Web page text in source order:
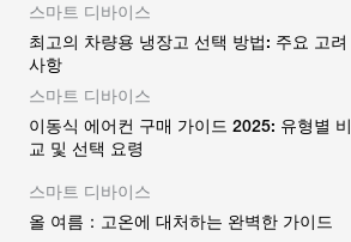
스마트 디바이스
최고의 차량용 냉장고 선택 방법: 주요 고려
사항
스마트 디바이스
이동식 에어컨 구매 가이드 2025: 유형별 비
교 및 선택 요령
스마트 디바이스
올 여름：고온에 대처하는 완벽한 가이드